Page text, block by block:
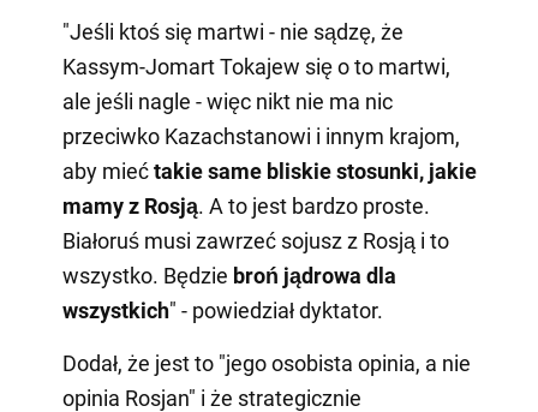
"Jeśli ktoś się martwi - nie sądzę, że
Kassym-Jomart Tokajew się o to martwi,
ale jeśli nagle - więc nikt nie ma nic
przeciwko Kazachstanowi i innym krajom,
aby miećtakie same bliskie stosunki, jakie
mamy z Rosją. A to jest bardzo proste.
Białoruś musi zawrzeć sojusz z Rosją i to
wszystko. Będzie broń jądrowa dla
wszystkich" - powiedział dyktator.
Dodał, że jest to "jego osobista opinia, a nie
opinia Rosjan" i że strategicznie